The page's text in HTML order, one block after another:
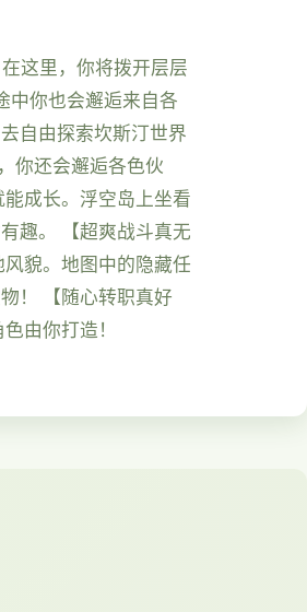
这里，你将拨开层层
中你也会邂逅来自各
自由探索坎斯汀世界
你还会邂逅各色伙
成长。浮空岛上坐看
趣。 【超爽战斗真无
貌。地图中的隐藏任
！ 【随心转职真好
由你打造！